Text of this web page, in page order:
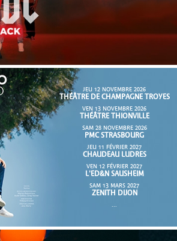
JEU 12 NOVEMBRE 2026
THÉÂTRE DE CHAMPAGNE TROYES
VEN 13 NOVEMBRE 2026
THÉÂTRE THIONVILLE
SAM 28 NOVEMBRE 2026
PMC STRASBOURG
JEU 11 FÉVRIER 2027
CHAUDEAU LUDRES
VEN 12 FÉVRIER 2027
L'ED&N SAUSHEIM
SAM 13 MARS 2027
ZENITH DIJON